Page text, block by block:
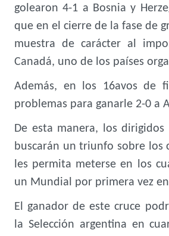
golearon 4-1 a Bosnia y
que en el cierre de la fase de
muestra de carácter al
Canadá, uno de los países
Además, en los 16avos de
problemas para ganarle 2-0 a
De esta manera, los
buscarán un triunfo sobre los
les permita meterse en los
un Mundial por primera vez
El ganador de este cruce
la Selección argentina en